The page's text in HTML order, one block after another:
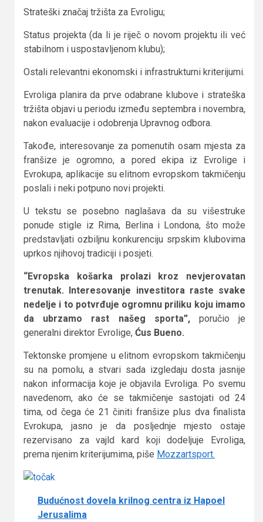
Strateški značaj tržišta za Evroligu;
Status projekta (da li je riječ o novom projektu ili već
stabilnom i uspostavljenom klubu);
Ostali relevantni ekonomski i infrastrukturni kriterijumi.
Evroliga planira da prve odabrane klubove i strateška
tržišta objavi u periodu između septembra i novembra,
nakon evaluacije i odobrenja Upravnog odbora.
Takođe, interesovanje za pomenutih osam mjesta za
franšize je ogromno, a pored ekipa iz Evrolige i
Evrokupa, aplikacije su elitnom evropskom takmičenju
poslali i neki potpuno novi projekti.
U tekstu se posebno naglašava da su višestruke
ponude stigle iz Rima, Berlina i Londona, što može
predstavljati ozbiljnu konkurenciju srpskim klubovima
uprkos njihovoj tradiciji i posjeti.
“Evropska košarka prolazi kroz nevjerovatan
trenutak. Interesovanje investitora raste svake
nedelje i to potvrđuje ogromnu priliku koju imamo
da ubrzamo rast našeg sporta”,poručio je
generalni direktor Evrolige, Ćus Bueno.
Tektonske promjene u elitnom evropskom takmičenju
su na pomolu, a stvari sada izgledaju dosta jasnije
nakon informacija koje je objavila Evroliga. Po svemu
navedenom, ako će se takmičenje sastojati od 24
tima, od čega će 21 činiti franšize plus dva finalista
Evrokupa, jasno je da posljednje mjesto ostaje
rezervisano za vajld kard koji dodeljuje Evroliga,
prema njenim kriterijumima, piše Mozzartsport.
Budućnost dovela krilnog centra iz Hapoel
Jerusalima